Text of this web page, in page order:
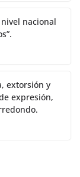
nacional
extorsión y
expresión,